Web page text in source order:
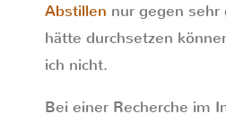
Abstillen nur gegen
hätte durchsetzen
ich nicht.
Bei einer Recherche im